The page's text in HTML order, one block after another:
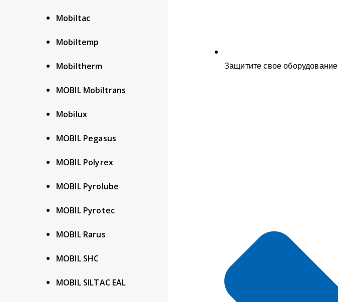
Mobiltac
Mobiltemp
Mobiltherm
MOBIL Mobiltrans
Mobilux
MOBIL Pegasus
MOBIL Polyrex
MOBIL Pyrolube
MOBIL Pyrotec
MOBIL Rarus
MOBIL SHC
MOBIL SILTAC EAL
Защитите свое оборудование